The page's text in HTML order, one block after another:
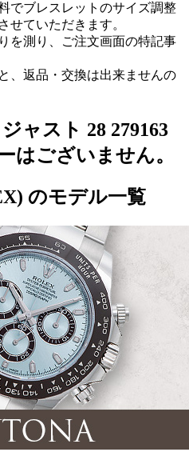
でブレスレットのサイズ調整
せていただきます。
を測り、ご注文画面の特記事
、返品・交換は出来ませんの
ャスト 28 279163
はございません。
のモデル一覧